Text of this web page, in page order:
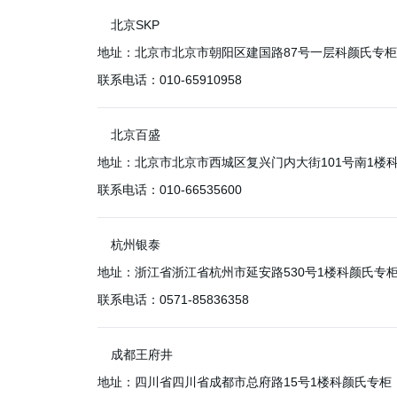
北京SKP
地址： 北京市北京市朝阳区建国路87号一层科颜氏专柜
联系电话： 010-65910958
北京百盛
地址： 北京市北京市西城区复兴门内大街101号南1楼
联系电话： 010-66535600
杭州银泰
地址： 浙江省浙江省杭州市延安路530号1楼科颜氏专
联系电话： 0571-85836358
成都王府井
地址： 四川省四川省成都市总府路15号1楼科颜氏专柜